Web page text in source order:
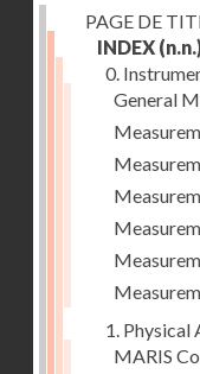
PAGE DE
INDEX
0.
General
1. Physical
MARIS